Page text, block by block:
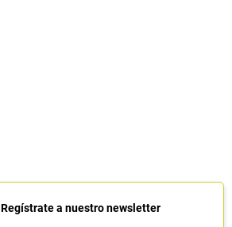
Regístrate a nuestro newsletter